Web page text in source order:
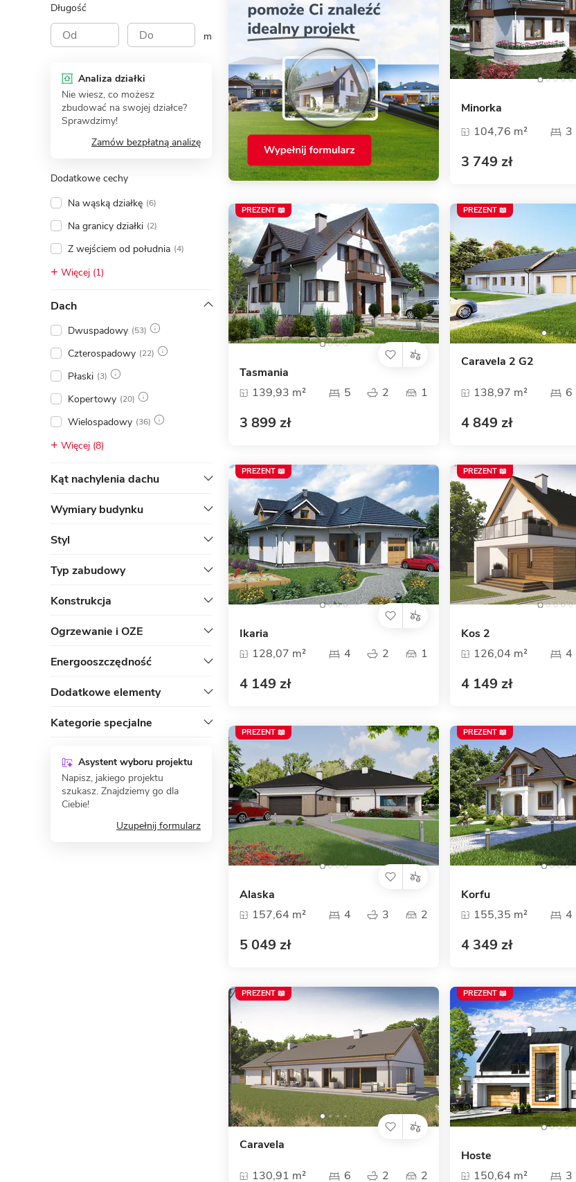
Długość
m
Analiza działki
Nie wiesz, co możesz
zbudować na swojej działce?
Sprawdzimy!
Zamów bezpłatną analizę
Dodatkowe cechy
Na wąską działkę (6)
Na granicy działki (2)
Z wejściem od południa (4)
Więcej (1)
Dach
Dwuspadowy (53)
Czterospadowy (22)
Płaski (3)
Kopertowy (20)
Wielospadowy (36)
Więcej (8)
Kąt nachylenia dachu
Wymiary budynku
Styl
Typ zabudowy
Konstrukcja
Ogrzewanie i OZE
Energooszczędność
Dodatkowe elementy
Kategorie specjalne
Asystent wyboru projektu
Napisz, jakiego projektu
szukasz. Znajdziemy go dla
Ciebie!
Uzupełnij formularz
Minorka
104,76 m²
3
3 749 zł
Tasmania
139,93 m²
5 2 1
3 899 zł
PREZENT 📖
Caravela 2 G2
138,97 m² 6
4 849 zł
PREZENT 📖
Ikaria
128,07 m²
4 2 1
4 149 zł
PREZENT 📖
Kos 2
126,04 m²
4
4 149 zł
PREZENT 📖
Alaska
157,64 m²
4 3 2
5 049 zł
PREZENT 📖
Korfu
155,35 m²
4
4 349 zł
PREZENT 📖
Caravela
130,91 m² 6 2 2
PREZENT 📖
Hoste
150,64 m²
3
PREZENT 📖